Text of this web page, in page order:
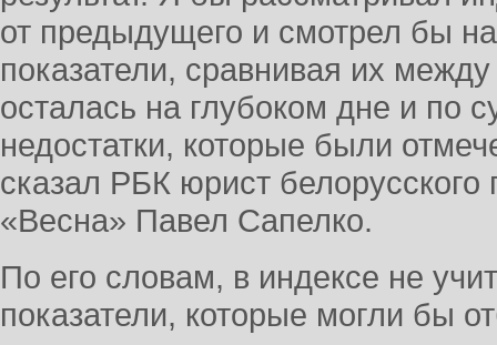
от предыдущего и смотрел бы
показатели, сравнивая их
осталась на глубоком дне и по
недостатки, которые были
сказал РБК юрист белорусского
«Весна» Павел Сапелко.
По его словам, в индексе не
показатели, которые могли бы